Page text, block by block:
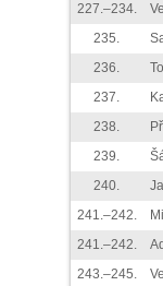
227.–234.
235.
236.
237.
238.
239.
240.
241.–242.
241.–242.
243.–245.